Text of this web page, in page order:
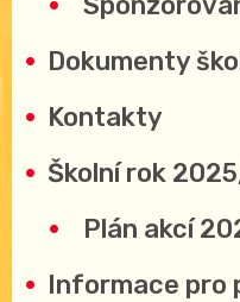
Dokumenty
Kontakty
Školní rok
Plán akcí
Informace pro